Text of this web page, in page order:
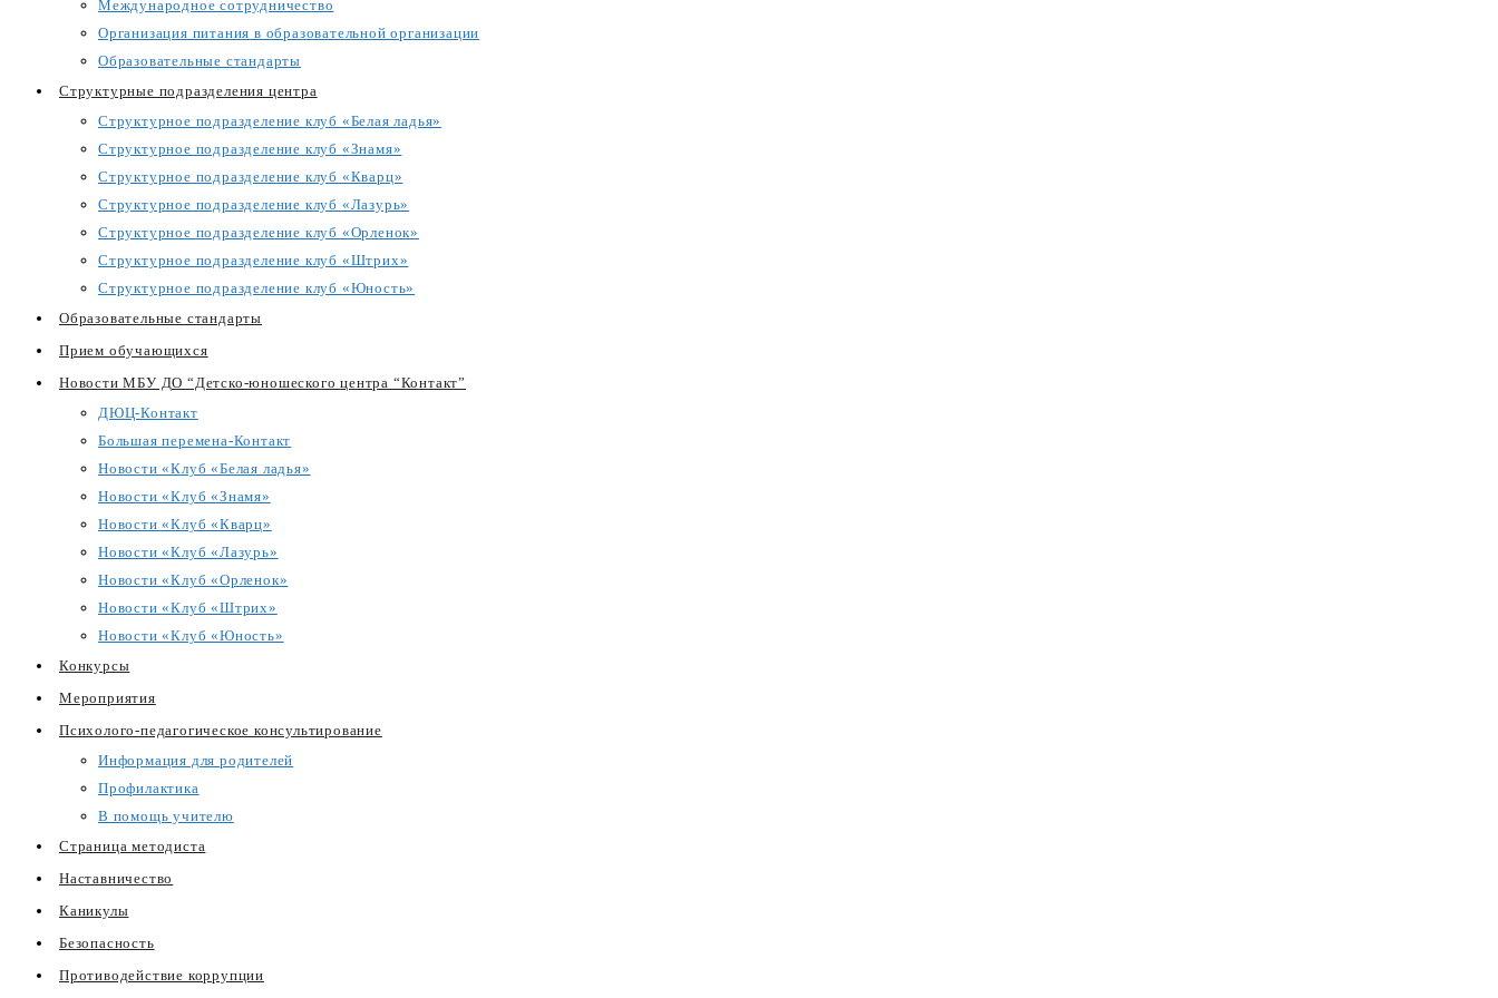
Международное сотрудничество
Организация питания в образовательной организации
Образовательные стандарты
Структурные подразделения центра
Структурное подразделение клуб «Белая ладья»
Структурное подразделение клуб «Знамя»
Структурное подразделение клуб «Кварц»
Структурное подразделение клуб «Лазурь»
Структурное подразделение клуб «Орленок»
Структурное подразделение клуб «Штрих»
Структурное подразделение клуб «Юность»
Образовательные стандарты
Прием обучающихся
Новости МБУ ДО “Детско-юношеского центра “Контакт”
ДЮЦ-Контакт
Большая перемена-Контакт
Новости «Клуб «Белая ладья»
Новости «Клуб «Знамя»
Новости «Клуб «Кварц»
Новости «Клуб «Лазурь»
Новости «Клуб «Орленок»
Новости «Клуб «Штрих»
Новости «Клуб «Юность»
Конкурсы
Мероприятия
Психолого-педагогическое консультирование
Информация для родителей
Профилактика
В помощь учителю
Страница методиста
Наставничество
Каникулы
Безопасность
Противодействие коррупции